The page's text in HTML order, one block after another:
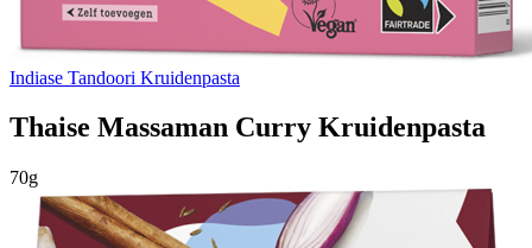
Indiase Tandoori Kruidenpasta
Thaise Massaman Curry Kruidenpasta
70g